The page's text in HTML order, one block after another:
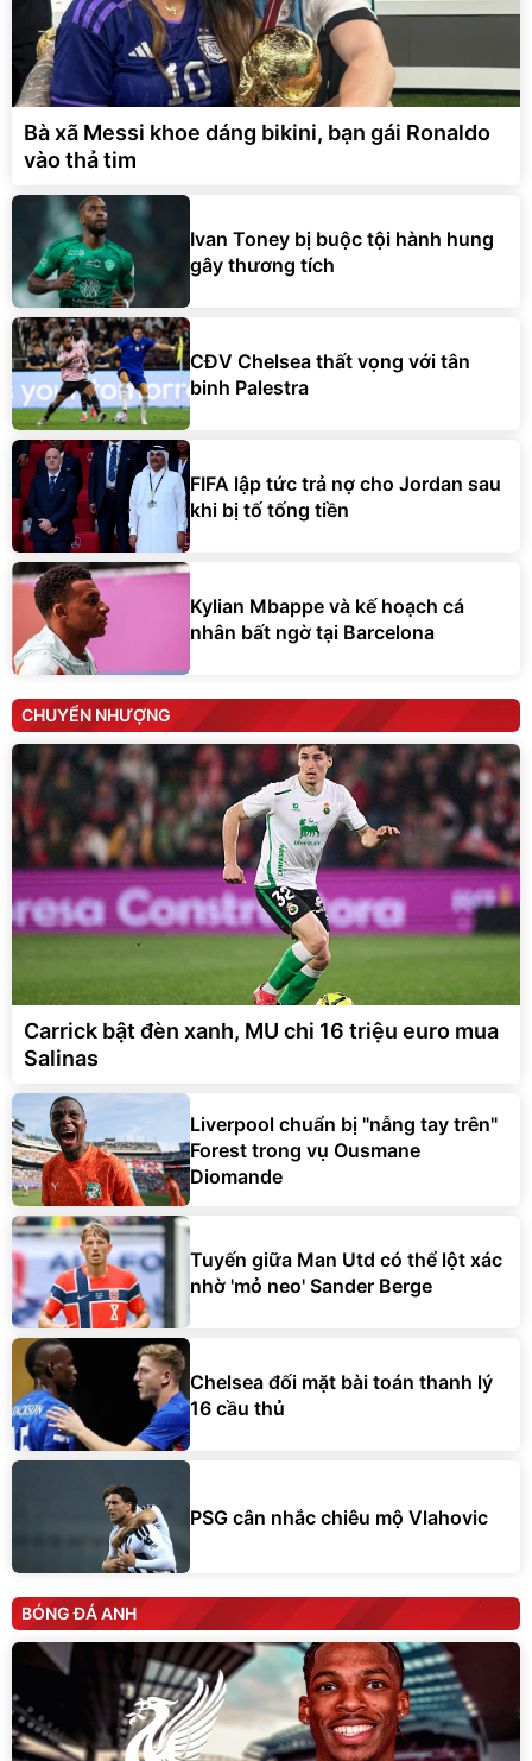
Bà xã Messi khoe dáng bikini, bạn gái Ronaldo
vào thả tim
Ivan Toney bị buộc tội hành hung
gây thương tích
CĐV Chelsea thất vọng với tân
binh Palestra
FIFA lập tức trả nợ cho Jordan sau
khi bị tố tống tiền
Kylian Mbappe và kế hoạch cá
nhân bất ngờ tại Barcelona
CHUYỂN NHƯỢNG
Carrick bật đèn xanh, MU chi 16 triệu euro mua
Salinas
Liverpool chuẩn bị "nẫng tay trên"
Forest trong vụ Ousmane
Diomande
Tuyến giữa Man Utd có thể lột xác
nhờ 'mỏ neo' Sander Berge
Chelsea đối mặt bài toán thanh lý
16 cầu thủ
PSG cân nhắc chiêu mộ Vlahovic
BÓNG ĐÁ ANH